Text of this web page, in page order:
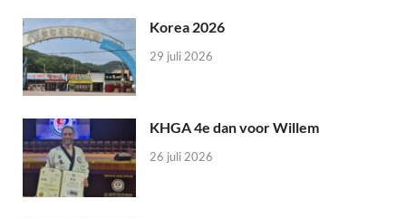
Korea 2026
29 juli 2026
KHGA 4e dan voor Willem
26 juli 2026